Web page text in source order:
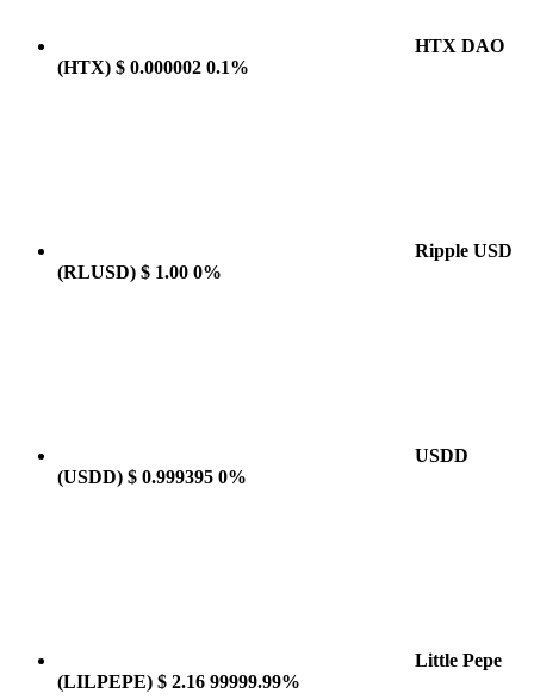
HTX DAO
(HTX) $ 0.000002 0.1%
Ripple USD
(RLUSD) $ 1.00 0%
USDD
(USDD) $ 0.999395 0%
Little Pepe
(LILPEPE) $ 2.16 99999.99%